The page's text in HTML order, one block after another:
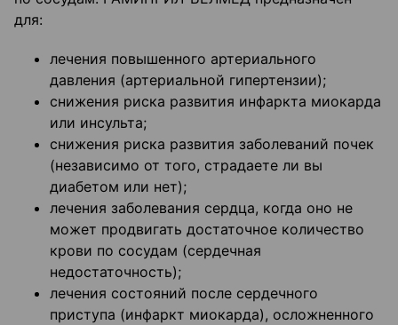
для:
лечения повышенного артериального
давления (артериальной гипертензии);
снижения риска развития инфаркта миокарда
или инсульта;
снижения риска развития заболеваний почек
(независимо от того, страдаете ли вы
диабетом или нет);
лечения заболевания сердца, когда оно не
может продвигать достаточное количество
крови по сосудам (сердечная
недостаточность);
лечения состояний после сердечного
приступа (инфаркт миокарда), осложненного